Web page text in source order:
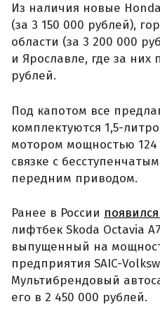
Из наличия новые
(за 3 150 000 рублей),
области (за 3 200 000
и Ярославле, где за них
рублей.
Под капотом все
комплектуются 1,5-
мотором мощностью
связке с
передним приводом.
Ранее в России
лифтбек Skoda Octavia
выпущенный на
предприятия SAIC-
Мультибрендовый
его в 2 450 000 рублей.